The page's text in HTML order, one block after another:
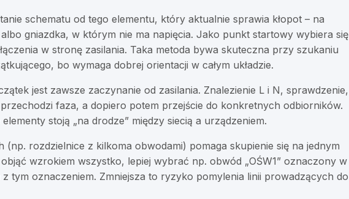
schematu od tego elementu, który aktualnie sprawia kłopot – na
gniazdka, w którym nie ma napięcia. Jako punkt startowy wybiera się
w stronę zasilania. Taka metoda bywa skuteczna przy szukaniu
bo wymaga dobrej orientacji w całym układzie.
jest zawsze zaczynanie od zasilania. Znalezienie L i N, sprawdzenie,
faza, a dopiero potem przejście do konkretnych odbiorników.
stoją „na drodze” między siecią a urządzeniem.
(np. rozdzielnice z kilkoma obwodami) pomaga skupienie się na jednym
wzrokiem wszystko, lepiej wybrać np. obwód „OŚW1” oznaczony w
tym oznaczeniem. Zmniejsza to ryzyko pomylenia linii prowadzących do